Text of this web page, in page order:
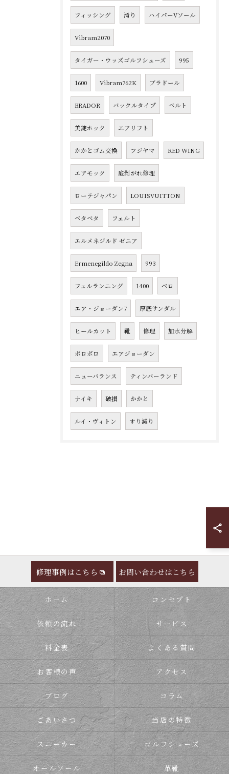
フィッシング 滑り ハイパーVソール
Vibram2070
タイガー・ウッズゴルフシューズ 995
1600 Vibram762K ブラドール
BRADOR バックルタイプ ベルト
美錠ホック エアリフト
かかとゴム交換 フジヤマ RED WING
エアモック 底剥がれ修理
ローテジャパン LOUISVUITTON
ベタベタ フェルト
エルメネジルド ゼニア
Ermenegildo Zegna 993
フェルランニング 1400 ベロ
エア・ジョーダン7 厚底サンダル
ヒールカット 靴 修理 加水分解
ボロボロ エアジョーダン
ニューバランス ティンバーランド
ナイキ 破損 かかと
ルイ・ヴィトン すり減り
修理事例はこちら お問い合わせはこちら
ホーム コンセプト
依頼の流れ サービス
料金表 よくある質問
お客様の声 アクセス
ブログ コラム
ごあいさつ 当店の特徴
スニーカー ゴルフシューズ
オールソール 革靴